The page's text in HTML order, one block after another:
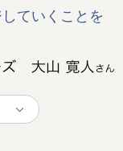
ていくことを